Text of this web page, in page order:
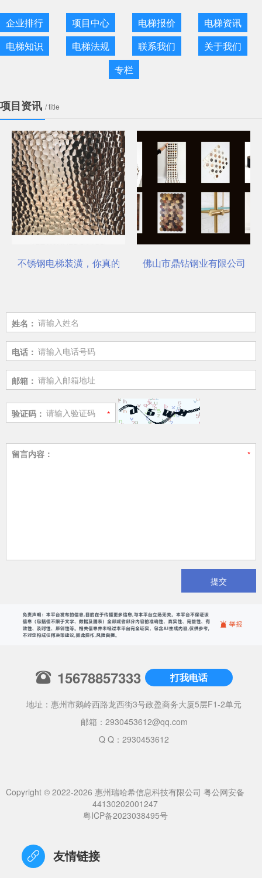
企业排行 项目中心 电梯报价
电梯资讯
电梯知识
电梯法规 联系我们
关于我们
专栏
项目资讯 / title
不锈钢电梯装潢，你真的选对了吗？佛山市鼎钻钢业有限公司，
姓名：
电话：
邮箱：
验证码：
留言内容：
提交
15678857333 打我电话
地址：惠州市鹅岭西路龙西街3号政盈商务大厦5层F1-2单元
邮箱： 2930453612@qq.com
Q Q：2930453612
Copyright © 2022-2026 惠州瑞哈希信息科技有限公司 粤公网安备
44130202001247
粤ICP备2023038495号
友情链接